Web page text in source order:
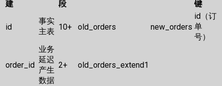
建
段
键
id
事实
主表 10+ old_orders new_orders
id（订
单
号）
order_id
业务
延迟
产生
数据
2+ old_orders_extend1